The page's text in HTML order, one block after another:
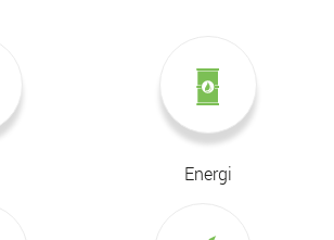
Energi